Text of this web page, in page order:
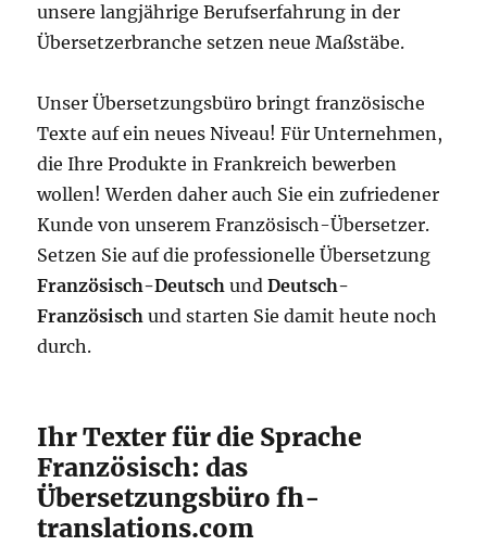
unsere langjährige Berufserfahrung in der
Übersetzerbranche setzen neue Maßstäbe.
Unser Übersetzungsbüro bringt französische
Texte auf ein neues Niveau! Für Unternehmen,
die Ihre Produkte in Frankreich bewerben
wollen! Werden daher auch Sie ein zufriedener
Kunde von unserem Französisch-Übersetzer.
Setzen Sie auf die professionelle Übersetzung
Französisch-Deutsch undDeutsch-
Französisch und starten Sie damit heute noch
durch.
Ihr Texter für die Sprache
Französisch: das
Übersetzungsbüro fh-
translations.com